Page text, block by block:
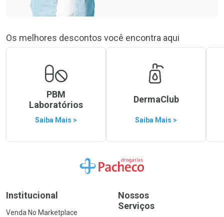
Os melhores descontos você encontra aqui
PBM
Laboratórios
Saiba Mais >
DermaClub
Saiba Mais >
Ir para a Home
Institucional
Venda No Marketplace
Nossos
Serviços